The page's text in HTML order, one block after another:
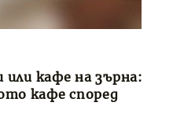
или кафе на зърна:
кафе според